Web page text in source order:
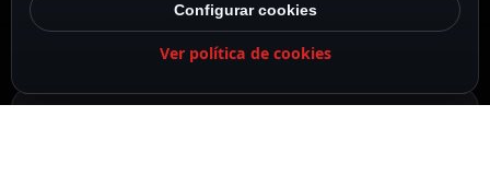
Configurar cookies
Ver política de cookies